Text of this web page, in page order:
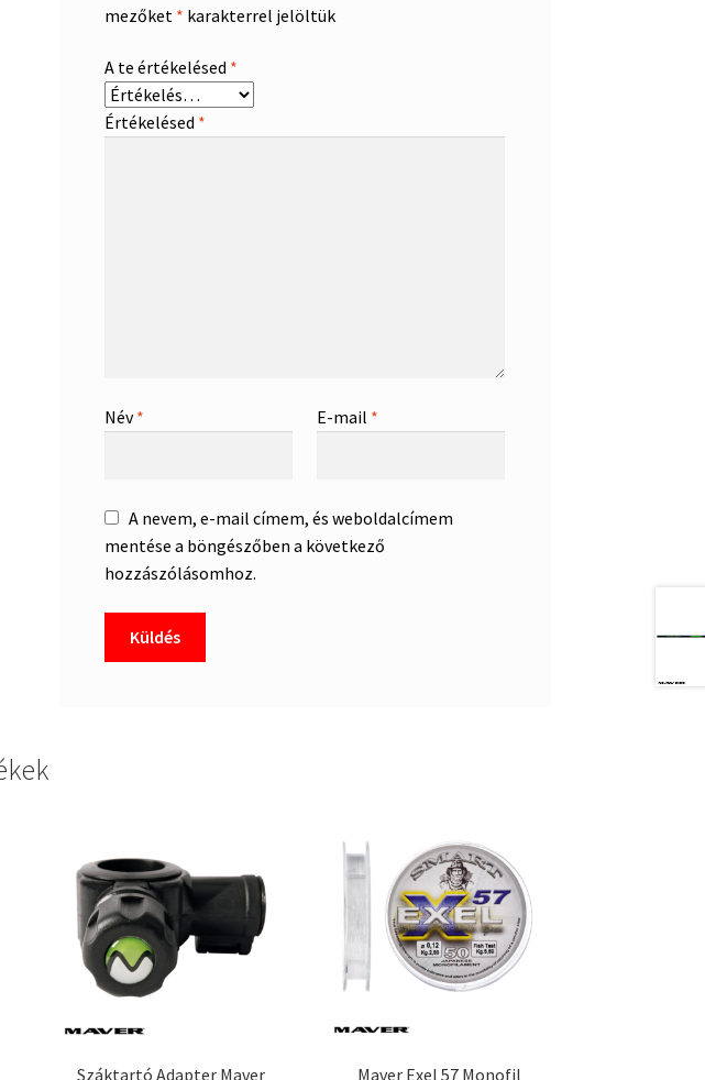
mezőket * karakterrel jelöltük
A te értékelésed *
Értékelésed *
Név* E-mail *
A nevem, e-mail címem, és weboldalcímem
mentése a böngészőben a következő
hozzászólásomhoz.
Száktartó Adapter Maver
Maver Exel 57 Monofil